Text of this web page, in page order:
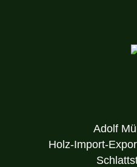
Adolf
Holz-Import-